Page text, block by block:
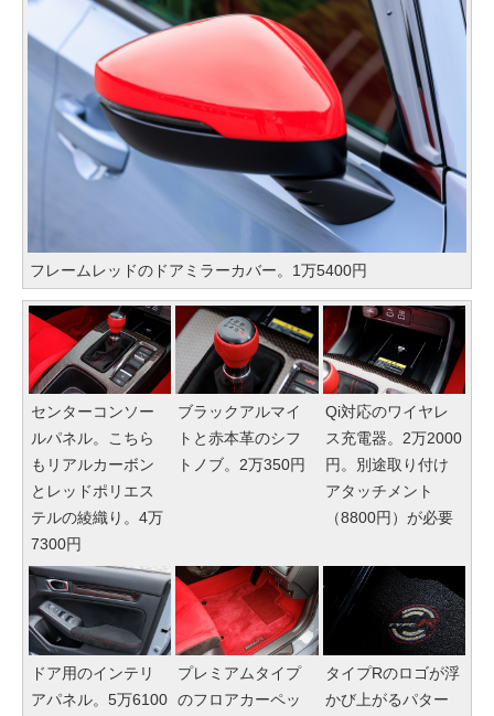
フレームレッドのドアミラーカバー。1万5400円
センターコンソー
ルパネル。こちら
もリアルカーボン
とレッドポリエス
テルの綾織り。4万
7300円
ブラックアルマイ
トと赤本革のシフ
トノブ。2万350円
Qi対応のワイヤレ
ス充電器。2万2000
円。別途取り付け
アタッチメント
（8800円）が必要
ドア用のインテリ
アパネル。5万6100
プレミアムタイプ
のフロアカーペッ
タイプRのロゴが浮
かび上がるパター